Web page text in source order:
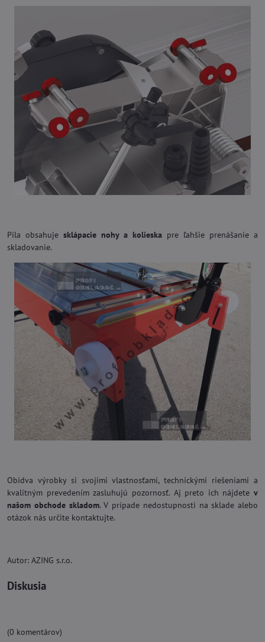
Píla obsahuje sklápacie nohy a kolieska pre ľahšie prenášanie a
skladovanie.
Obidva výrobky si svojimi vlastnosťami, technickými riešeniami a
kvalitným prevedením zasluhujú pozornosť. Aj preto ich nájdete v
našom obchode skladom. V prípade nedostupnosti na sklade alebo
otázok nás určite kontaktujte.
Autor: AZING s.r.o.
Diskusia
(0 komentárov)